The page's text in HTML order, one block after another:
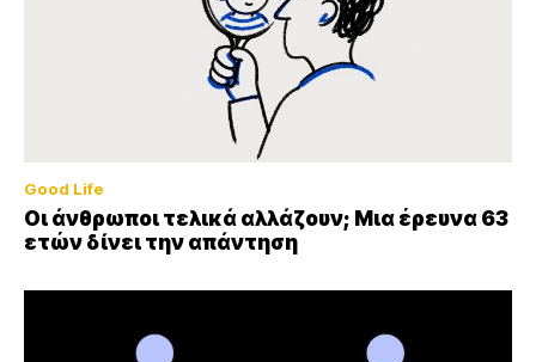
Good Life
Οι άνθρωποι τελικά αλλάζουν; Μια έρευνα 63
ετών δίνει την απάντηση